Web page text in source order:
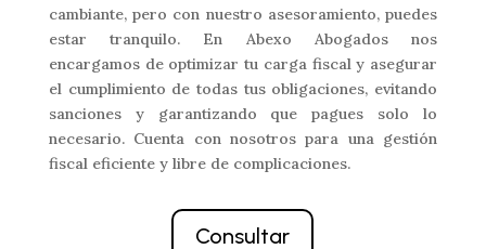
cambiante, pero con nuestro asesoramiento, puedes
estar tranquilo. En Abexo Abogados nos
encargamos de optimizar tu carga fiscal y asegurar
el cumplimiento de todas tus obligaciones, evitando
sanciones y garantizando que pagues solo lo
necesario. Cuenta con nosotros para una gestión
fiscal eficiente y libre de complicaciones.
Consultar